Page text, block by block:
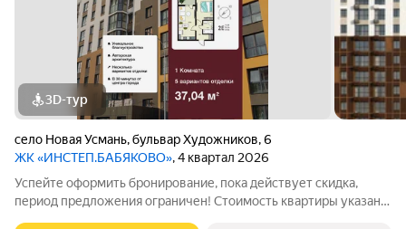
3D-тур
село Новая Усмань,бульвар Художников,6
ЖК «ИНСТЕП.БАБЯКОВО», 4 квартал 2026
Успейте оформить бронирование, пока действует скидка,
период предложения ограничен! Стоимость квартиры указана